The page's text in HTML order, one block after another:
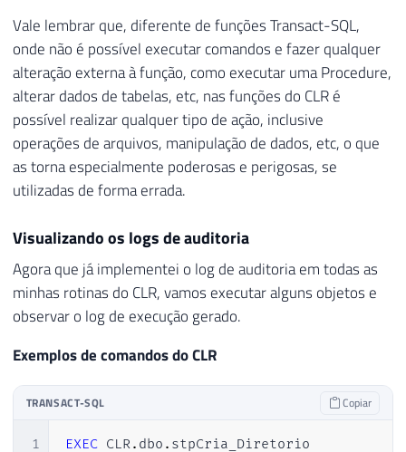
Vale lembrar que, diferente de funções Transact-SQL,
onde não é possível executar comandos e fazer qualquer
alteração externa à função, como executar uma Procedure,
alterar dados de tabelas, etc, nas funções do CLR é
possível realizar qualquer tipo de ação, inclusive
operações de arquivos, manipulação de dados, etc, o que
as torna especialmente poderosas e perigosas, se
utilizadas de forma errada.
Visualizando os logs de auditoria
Agora que já implementei o log de auditoria em todas as
minhas rotinas do CLR, vamos executar alguns objetos e
observar o log de execução gerado.
Exemplos de comandos do CLR
TRANSACT-SQL Copiar
1
EXEC CLR. dbo . stpCria_Diretorio